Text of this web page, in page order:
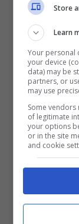
Itri /
alla
Store
Learn
Your personal
your device
data) may be
partners, or
may use
Some
of legitimate
your options
or in the site
and cookie